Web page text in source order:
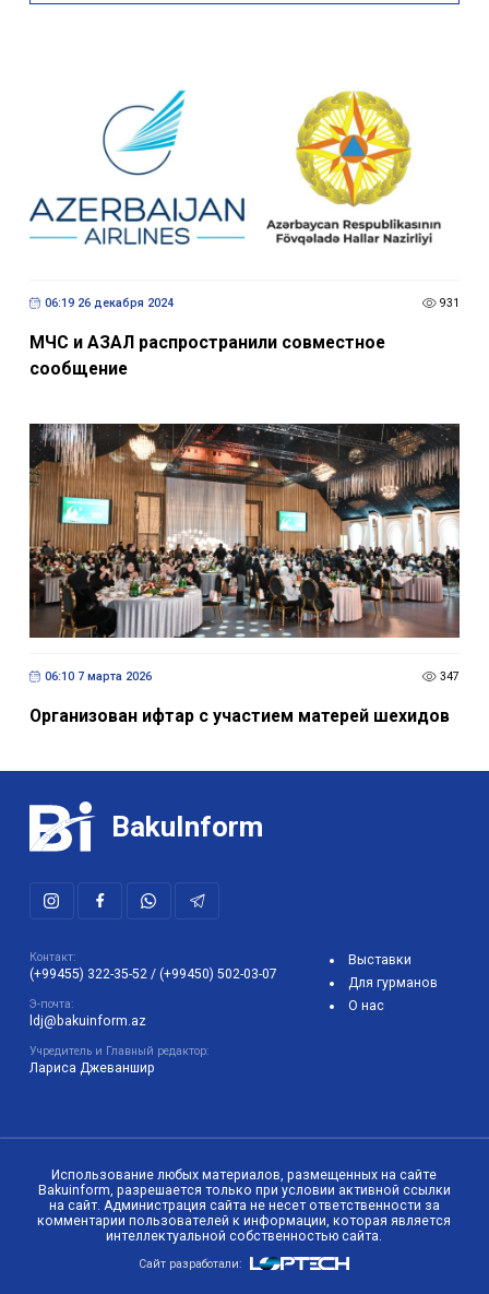
06:19 26 декабря 2024 931
МЧС и АЗАЛ распространили совместное
сообщение
06:10 7 марта 2026 347
Организован ифтар с участием матерей шехидов
BakuInform
Контакт:
(+99455) 322-35-52/ (+99450) 502-03-07
Э-почта:
ldj@bakuinform.az
Учредитель и Главный редактор:
Лариса Джеваншир
Выставки
Для гурманов
О нас
Использование любых материалов, размещенных на сайте
Bakuinform, разрешается только при условии активной ссылки
на сайт. Администрация сайта не несет ответственности за
комментарии пользователей к информации, которая является
интеллектуальной собственностью сайта.
Сайт разработали: